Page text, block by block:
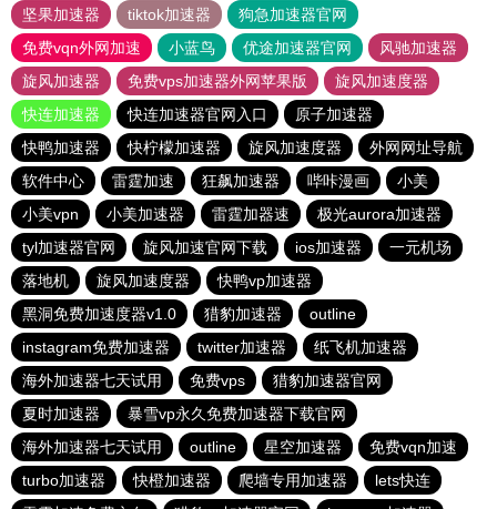
坚果加速器
tiktok加速器
狗急加速器官网
免费vqn外网加速
小蓝鸟 优途加速器官网
风驰加速器
旋风加速器
免费vps加速器外网苹果版
旋风加速度器
快连加速器
快连加速器官网入口
原子加速器
快鸭加速器
快柠檬加速器 旋风加速度器
外网网址导航
软件中心
雷霆加速 狂飙加速器 哔咔漫画
小美
小美vpn
小美加速器 雷霆加器速
极光aurora加速器
tyl加速器官网
旋风加速官网下载 ios加速器
一元机场
落地机
旋风加速度器
快鸭vp加速器
黑洞免费加速度器v1.0
猎豹加速器
outline
instagram免费加速器
twitter加速器
纸飞机加速器
海外加速器七天试用
免费vps
猎豹加速器官网
夏时加速器
暴雪vp永久免费加速器下载官网
海外加速器七天试用
outline 星空加速器
免费vqn加速
turbo加速器
快橙加速器 爬墙专用加速器
lets快连